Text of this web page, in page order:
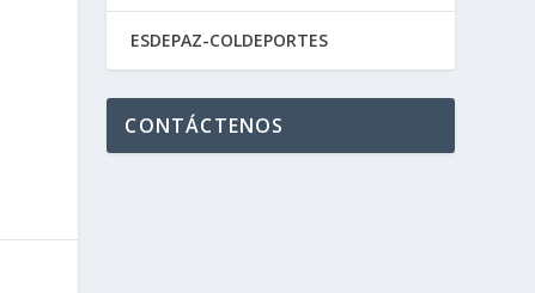
ESDEPAZ-COLDEPORTES
CONTÁCTENOS